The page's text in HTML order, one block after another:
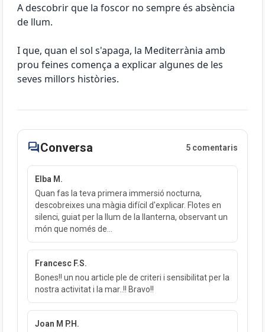
A descobrir que la foscor no sempre és absència
de llum.
I que, quan el sol s'apaga, la Mediterrània amb
prou feines comença a explicar algunes de les
seves millors històries.
forumConversa 5 comentaris
Elba M.
Quan fas la teva primera immersió nocturna,
descobreixes una màgia difícil d'explicar. Flotes en
silenci, guiat per la llum de la llanterna, observant un
món que només de...
Francesc F.S.
Bones!! un nou article ple de criteri i sensibilitat per la
nostra activitat i la mar..!! Bravo!!
Joan M P.H.